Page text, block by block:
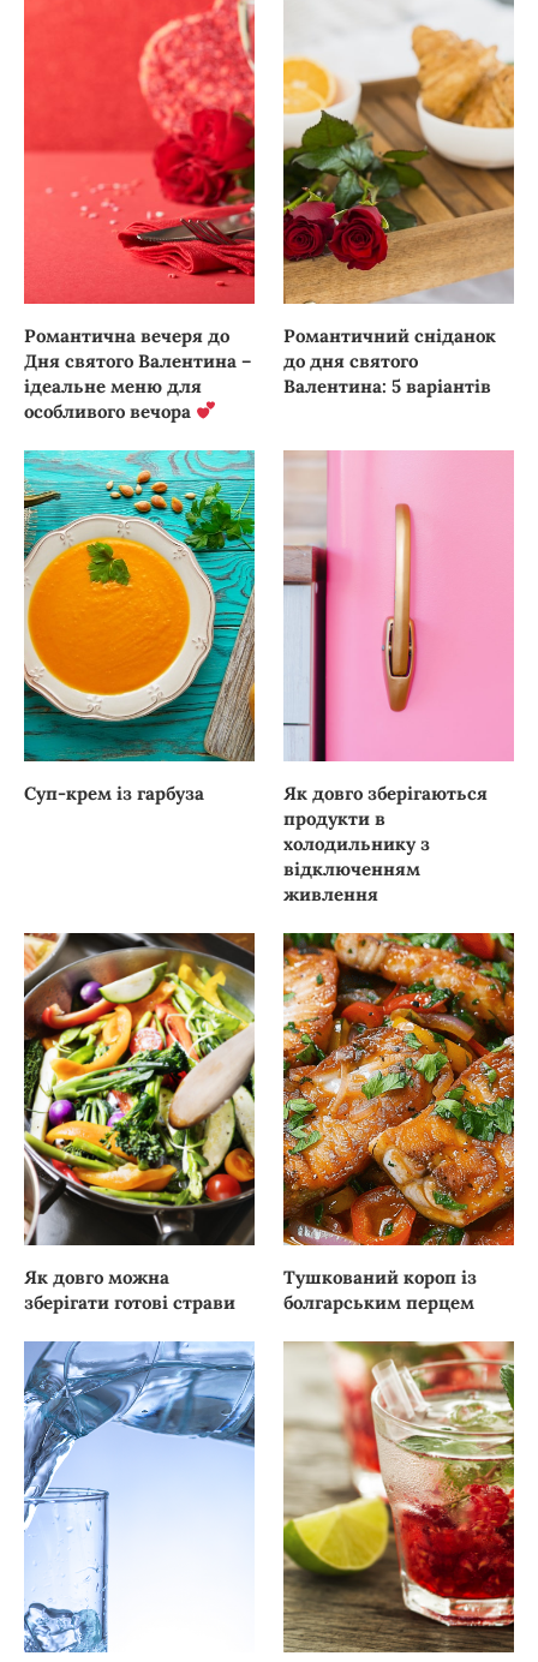
Романтична вечеря до
Дня святого Валентина –
ідеальне меню для
особливого вечора
Романтичний сніданок
до дня святого
Валентина: 5 варіантів
Суп-крем із гарбуза
Як довго зберігаються
продукти в
холодильнику з
відключенням
живлення
Як довго можна
зберігати готові страви
Тушкований короп із
болгарським перцем